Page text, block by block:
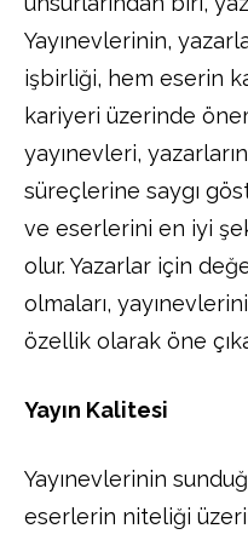
Yayınevlerinin,
işbirliği, hem eserin
kariyeri üzerinde
yayınevleri,
süreçlerine saygı
ve eserlerini en iyi
olur. Yazarlar için
olmaları,
özellik olarak öne
Yayın Kalitesi
Yayınevlerinin
eserlerin niteliği